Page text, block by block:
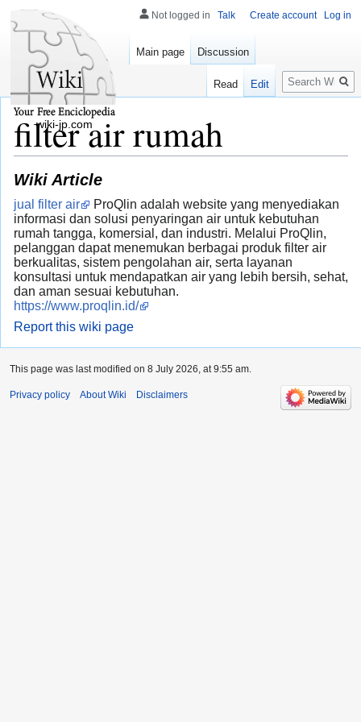
filter air rumah
Wiki Article
jual filter air
ProQlin adalah website yang menyediakan
informasi dan solusi penyaringan air untuk kebutuhan
rumah tangga, komersial, dan industri. Melalui ProQlin,
pelanggan dapat menemukan berbagai produk filter air
berkualitas, sistem pengolahan air, serta layanan
konsultasi untuk mendapatkan air yang lebih bersih, sehat,
dan aman sesuai kebutuhan.
https://www.proqlin.id/
Report this wiki page
Not logged in Talk Create account Log in
Main page Discussion
Read Edit
Search
wiki-jp.com
This page was last modified on 8 July 2026, at 9:55 am.
Privacy policy About Wiki Disclaimers